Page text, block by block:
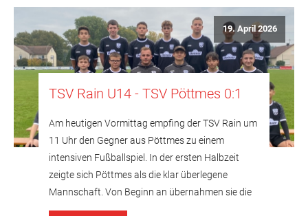
19. April 2026
TSV Rain U14 - TSV Pöttmes 0:1
Am heutigen Vormittag empfing der TSV Rain um
11 Uhr den Gegner aus Pöttmes zu einem
intensiven Fußballspiel. In der ersten Halbzeit
zeigte sich Pöttmes als die klar überlegene
Mannschaft. Von Beginn an übernahmen sie die
Kontrolle über das Spiel geschehen, kombinierten